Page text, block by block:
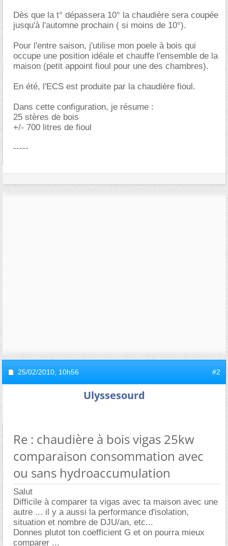
Dès que la t° dépassera 10° la chaudière sera coupée
jusqu'à l'automne prochain ( si moins de 10°).
Pour l'entre saison, j'utilise mon poele à bois qui
occupe une position idéale et chauffe l'ensemble de la
maison (petit appoint fioul pour une des chambres).
En été, l'ECS est produite par la chaudière fioul.
Dans cette configuration, je résume :
25 stères de bois
+/- 700 litres de fioul
-----
25/02/2010, 10h56 #2
Ulyssesourd
Re : chaudière à bois vigas 25kw
comparaison consommation avec
ou sans hydroaccumulation
Salut
Difficile à comparer ta vigas avec ta maison avec une
autre ... il y a aussi la performance d'isolation,
situation et nombre de DJU/an, etc...
Donnes plutot ton coefficient G et on pourra mieux
comparer ...